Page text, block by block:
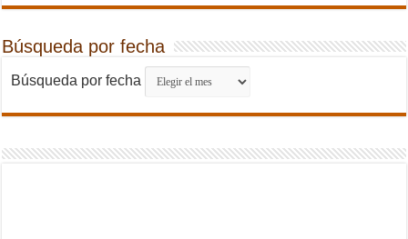
Búsqueda por fecha
Búsqueda por fecha